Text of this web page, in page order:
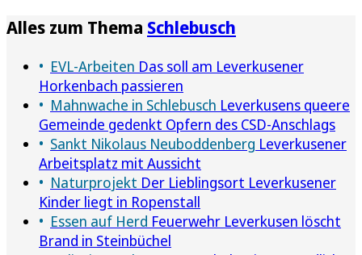
Alles zum Thema Schlebusch
EVL-Arbeiten Das soll am Leverkusener
Horkenbach passieren
Mahnwache in Schlebusch Leverkusens queere
Gemeinde gedenkt Opfern des CSD-Anschlags
Sankt Nikolaus Neuboddenberg Leverkusener
Arbeitsplatz mit Aussicht
Naturprojekt Der Lieblingsort Leverkusener
Kinder liegt in Ropenstall
Essen auf Herd Feuerwehr Leverkusen löscht
Brand in Steinbüchel